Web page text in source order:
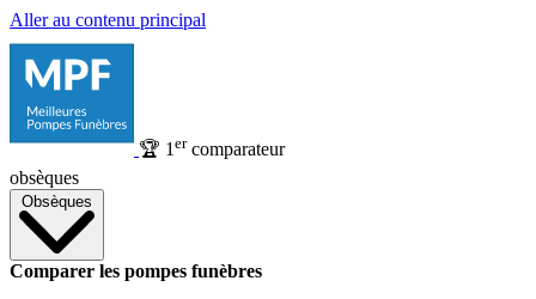
Aller au contenu principal
🏆 1 ercomparateur
obsèques
Obsèques
Comparer les pompes funèbres